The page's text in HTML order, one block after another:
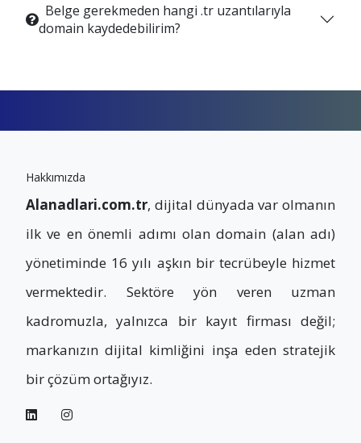
Belge gerekmeden hangi .tr uzantılarıyla
domain kaydedebilirim?
Hakkımızda
Alanadlari.com.tr, dijital dünyada var olmanın
ilk ve en önemli adımı olan domain (alan adı)
yönetiminde 16 yılı aşkın bir tecrübeyle hizmet
vermektedir. Sektöre yön veren uzman
kadromuzla, yalnızca bir kayıt firması değil;
markanızın dijital kimliğini inşa eden stratejik
bir çözüm ortağıyız.